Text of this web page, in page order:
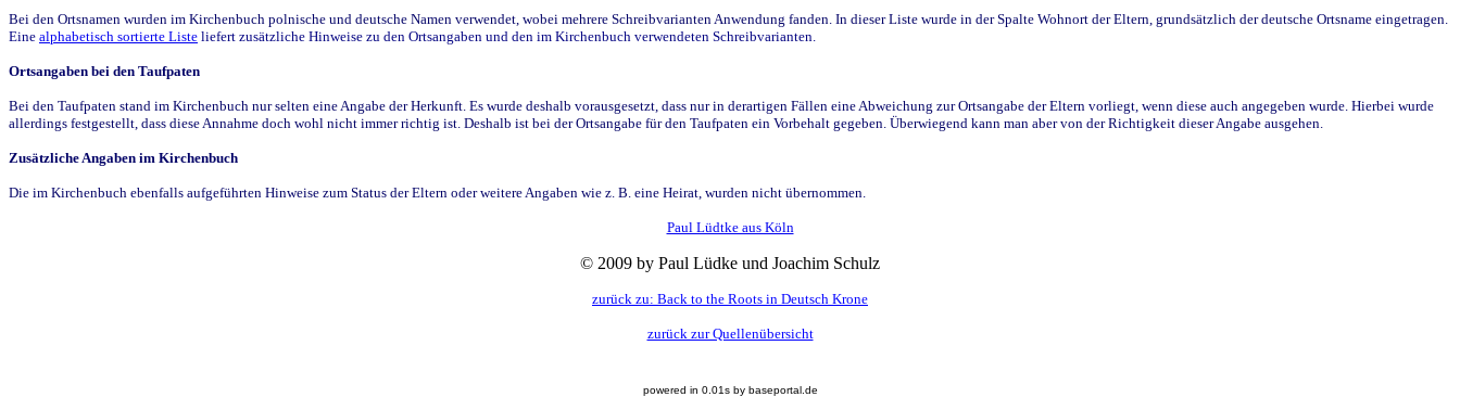
Bei den Ortsnamen wurden im Kirchenbuch polnische und deutsche Namen verwendet, wobei mehrere Schreibvarianten Anwendung fanden. In dieser Liste wurde in der Spalte Wohnort der Eltern, grundsätzlich der deutsche Ortsname eingetragen.
Eine alphabetisch sortierte Liste liefert zusätzliche Hinweise zu den Ortsangaben und den im Kirchenbuch verwendeten Schreibvarianten.
Ortsangaben bei den Taufpaten
Bei den Taufpaten stand im Kirchenbuch nur selten eine Angabe der Herkunft. Es wurde deshalb vorausgesetzt, dass nur in derartigen Fällen eine Abweichung zur Ortsangabe der Eltern vorliegt, wenn diese auch angegeben wurde. Hierbei wurde
allerdings festgestellt, dass diese Annahme doch wohl nicht immer richtig ist. Deshalb ist bei der Ortsangabe für den Taufpaten ein Vorbehalt gegeben. Überwiegend kann man aber von der Richtigkeit dieser Angabe ausgehen.
Zusätzliche Angaben im Kirchenbuch
Die im Kirchenbuch ebenfalls aufgeführten Hinweise zum Status der Eltern oder weitere Angaben wie z. B. eine Heirat, wurden nicht übernommen.
Paul Lüdtke aus Köln
© 2009 by Paul Lüdke und Joachim Schulz
zurück zu: Back to the Roots in Deutsch Krone
zurück zur Quellenübersicht
powered in 0.01s by baseportal.de